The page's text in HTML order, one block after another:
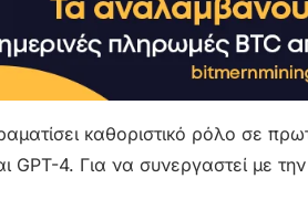
καθοριστικό ρόλο σε
4. Για να συνεργαστεί με